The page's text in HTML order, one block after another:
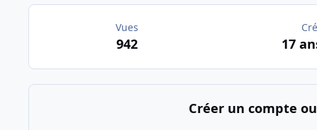
Vues
942 17
Créer un compte